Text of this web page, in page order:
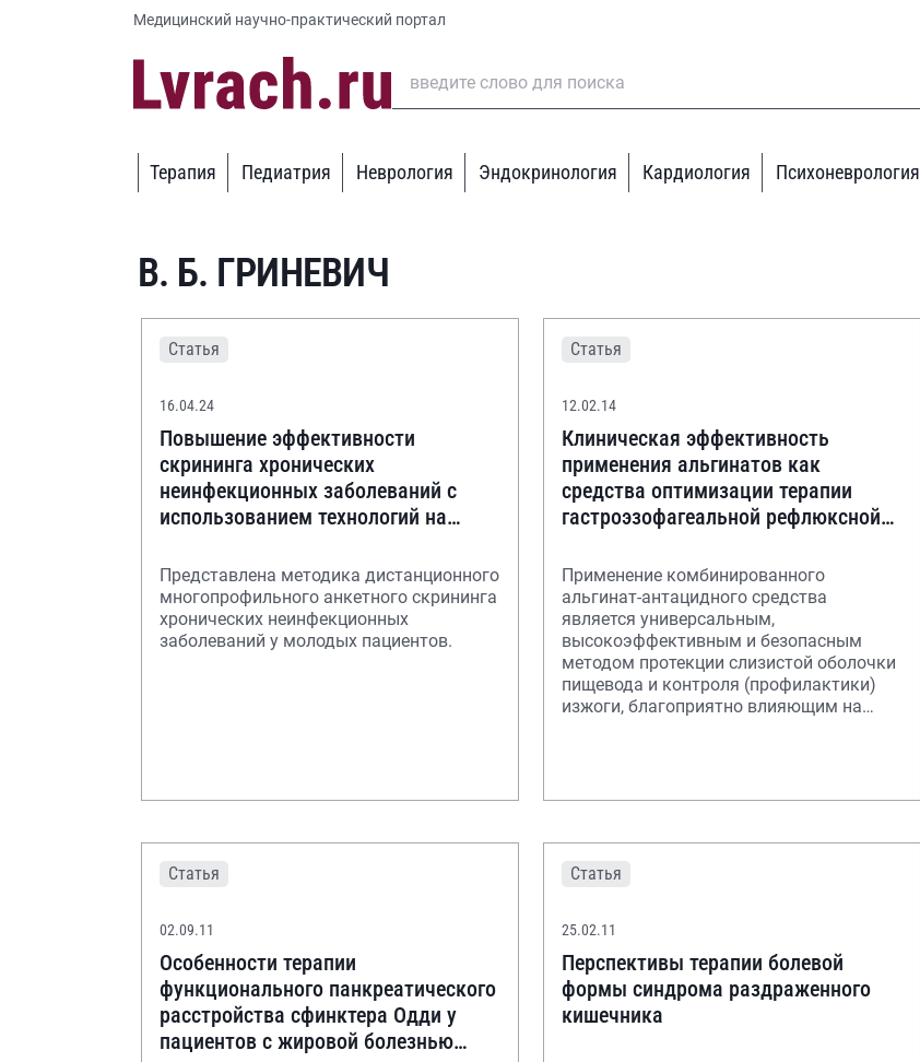
Медицинский научно-практический портал
Терапия Педиатрия Неврология Эндокринология Кардиология Психоневрология
В. Б. ГРИНЕВИЧ
Статья
16.04.24
Повышение эффективности
скрининга хронических
неинфекционных заболеваний с
использованием технологий на
Представлена методика дистанционного
многопрофильного анкетного скрининга
хронических неинфекционных
заболеваний у молодых пациентов.
Статья
12.02.14
Клиническая эффективность
применения альгинатов как
средства оптимизации терапии
гастроэзофагеальной рефлюксной
Применение комбинированного
альгинат-антацидного средства
является универсальным,
высокоэффективным и безопасным
методом протекции слизистой оболочки
пищевода и контроля (профилактики)
изжоги, благоприятно влияющим на
Статья
02.09.11
Особенности терапии
функционального панкреатического
расстройства сфинктера Одди у
пациентов с жировой болезнью
Статья
25.02.11
Перспективы терапии болевой
формы синдрома раздраженного
кишечника